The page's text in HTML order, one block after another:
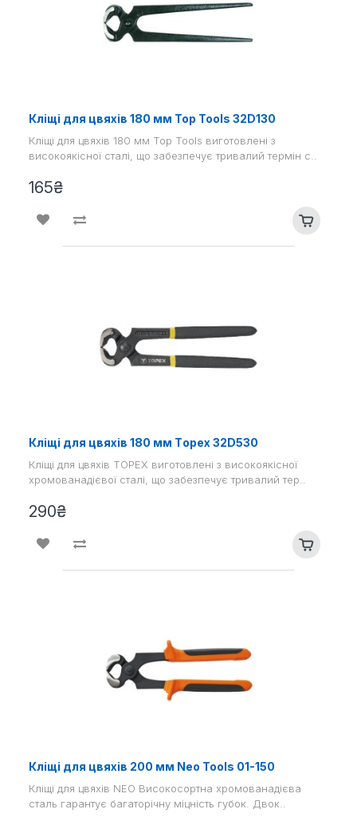
Кліщі для цвяхів 180 мм Top Tools 32D130
Кліщі для цвяхів 180 мм Top Tools виготовлені з
високоякісної сталі, що забезпечує тривалий термін с..
165₴
Кліщі для цвяхів 180 мм Тopex 32D530
Кліщі для цвяхів TOPEX виготовлені з високоякісної
хромованадієвої сталі, що забезпечує тривалий тер..
290₴
Кліщі для цвяхів 200 мм Neo Tools 01-150
Кліщі для цвяхів NEO Високосортна хромованадієва
сталь гарантує багаторічну міцність губок. Двок..